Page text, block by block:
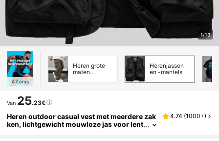
1/13
4 items
Heren grote
maten
Herenjassen
en -mantels
Van 25.23€
Heren outdoor casual vest met meerdere zak
ken, lichtgewicht mouwloze jas voor lent
4.74 (1000+)